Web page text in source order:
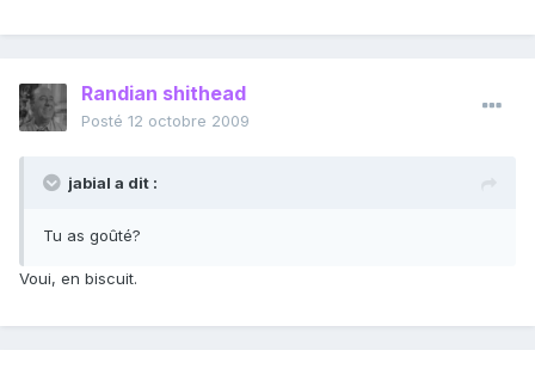
Randian shithead
Posté 12 octobre 2009
jabial a dit :
Tu as goûté?
Voui, en biscuit.